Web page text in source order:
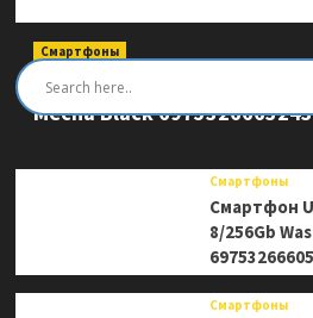
Смартфоны
Смартфон Ulefone Armor
Mecha Black
Смартфоны
Смартфон
8/256Gb
Смартфоны